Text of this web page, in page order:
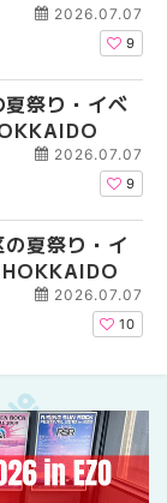
2026.07.07
9
祭り・イベ
2026.07.07
9
夏祭り・イ
2026.07.07
10
夏 札幌市中央
まとめ |
夏 恵庭市・千
トまとめ |
子18選 |
歳空港】新カー
SUPER
ラウンジアネッ
| MouLa
夏 札幌市豊平
まとめ |